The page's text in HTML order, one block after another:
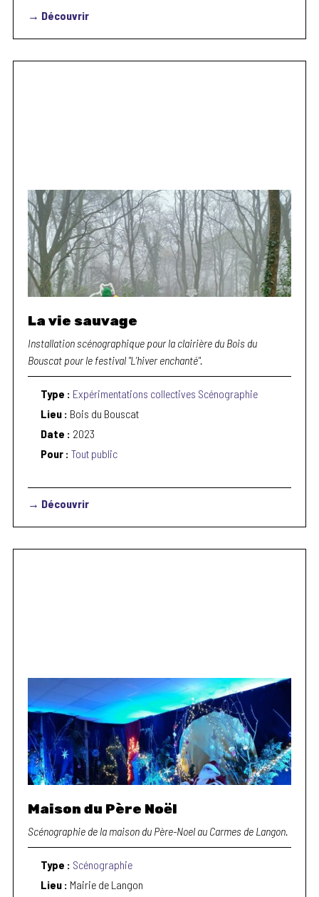
→ Découvrir
La vie sauvage
Installation scénographique pour la clairière du Bois du
Bouscat pour le festival "L’hiver enchanté".
Type : Expérimentations collectives Scénographie
Lieu : Bois du Bouscat
Date : 2023
Pour : Tout public
→ Découvrir
Maison du Père Noël
Scénographie de la maison du Père-Noel au Carmes de Langon.
Type : Scénographie
Lieu : Mairie de Langon